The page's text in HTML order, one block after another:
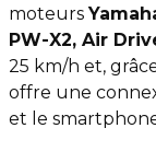
moteurs
PW-X2, Air
25 km/h et,
offre une
et le